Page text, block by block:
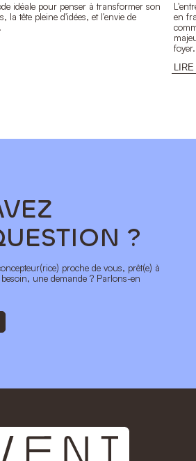
idéale pour penser à transformer son
la tête pleine d'idées, et l'envie de
en
foyer.
?
proche de vous, prêt(e) à
une demande ? Parlons-en